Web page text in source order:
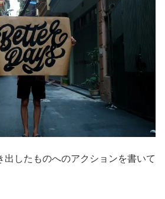
出したものへのアクションを書いて